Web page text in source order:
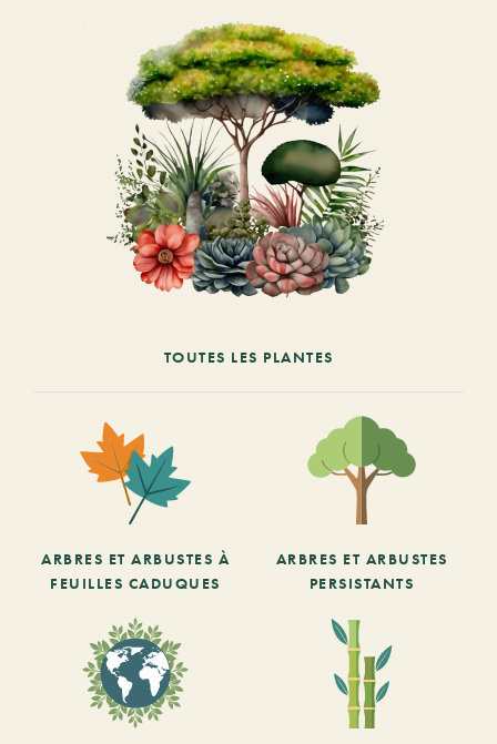
TOUTES LES PLANTES
ARBRES ET ARBUSTES À
FEUILLES CADUQUES
ARBRES ET ARBUSTES
PERSISTANTS